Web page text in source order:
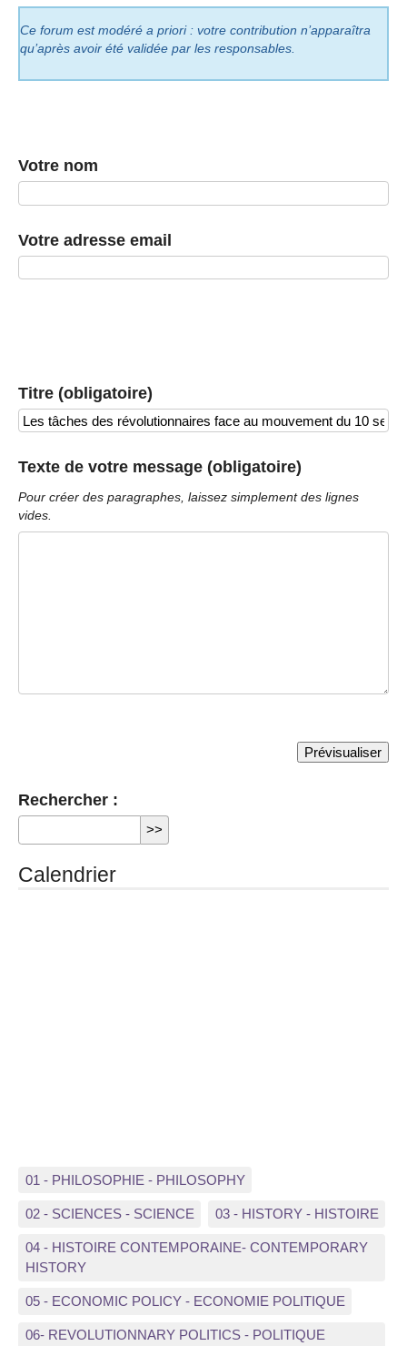
Ce forum est modéré a priori : votre contribution n’apparaîtra
qu’après avoir été validée par les responsables.
Votre nom
Votre adresse email
Titre (obligatoire)
Texte de votre message (obligatoire)
Pour créer des paragraphes, laissez simplement des lignes
vides.
Rechercher :
Calendrier
01 - PHILOSOPHIE - PHILOSOPHY
02 - SCIENCES - SCIENCE 03 - HISTORY - HISTOIRE
04 - HISTOIRE CONTEMPORAINE- CONTEMPORARY
HISTORY
05 - ECONOMIC POLICY - ECONOMIE POLITIQUE
06- REVOLUTIONNARY POLITICS - POLITIQUE